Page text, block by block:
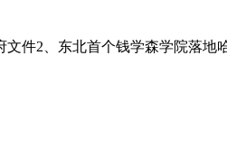
件2、东北首个钱学森学院落地